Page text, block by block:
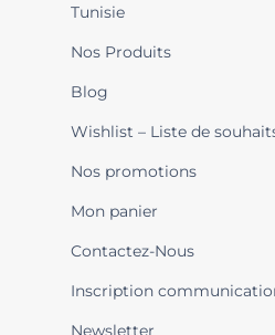
Tunisie
Nos Produits
Blog
Wishlist – Liste de
Nos promotions
Mon panier
Contactez-Nous
Inscription
Newsletter